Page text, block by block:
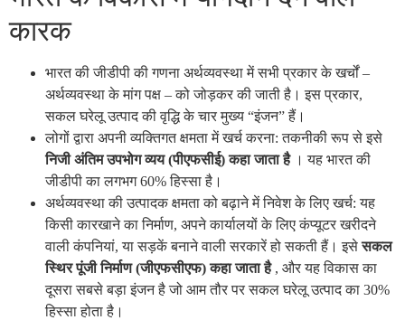
कारक
भारत की जीडीपी की गणना अर्थव्यवस्था में सभी प्रकार के खर्चों –
अर्थव्यवस्था के मांग पक्ष – को जोड़कर की जाती है। इस प्रकार,
सकल घरेलू उत्पाद की वृद्धि के चार मुख्य “इंजन” हैं।
लोगों द्वारा अपनी व्यक्तिगत क्षमता में खर्च करना: तकनीकी रूप से इसे
निजी अंतिम उपभोग व्यय (पीएफसीई) कहा जाता है । यह भारत की
जीडीपी का लगभग 60% हिस्सा है।
अर्थव्यवस्था की उत्पादक क्षमता को बढ़ाने में निवेश के लिए खर्च: यह
किसी कारखाने का निर्माण, अपने कार्यालयों के लिए कंप्यूटर खरीदने
वाली कंपनियां, या सड़कें बनाने वाली सरकारें हो सकती हैं। इसेसकल
स्थिर पूंजी निर्माण (जीएफसीएफ) कहा जाता है , और यह विकास का
दूसरा सबसे बड़ा इंजन है जो आम तौर पर सकल घरेलू उत्पाद का 30%
हिस्सा होता है।